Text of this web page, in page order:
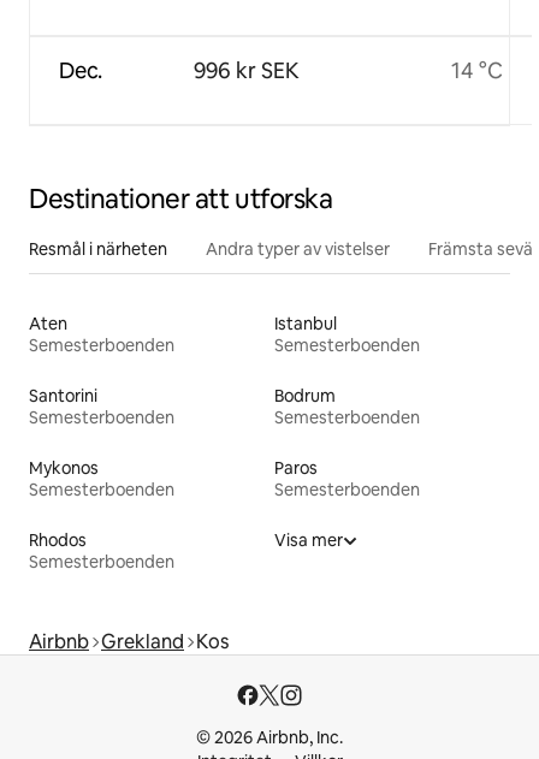
Dec. 996 kr SEK 14 °C
Destinationer att utforska
Resmål i närheten Andra typer av vistelser Främsta
Aten
Semesterboenden
Istanbul
Semesterboenden
Santorini
Semesterboenden
Bodrum
Semesterboenden
Mykonos
Semesterboenden
Paros
Semesterboenden
Rhodos
Semesterboenden
Visa mer
Airbnb Grekland Kos
© 2026 Airbnb, Inc.